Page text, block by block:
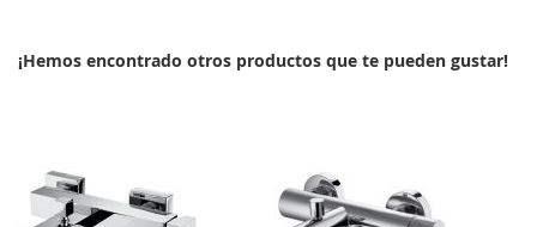
¡Hemos encontrado otros productos que te pueden gustar!